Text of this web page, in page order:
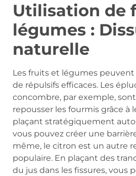
Utilisation de
légumes :
naturelle
Les fruits et légumes
de répulsifs efficaces. Les
concombre, par exemple,
repousser les fourmis grâce à
plaçant stratégiquement
vous pouvez créer une
même, le citron est un autre
populaire. En plaçant des
du jus dans les fissures, vous